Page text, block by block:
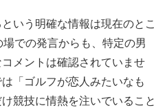
いう明確な情報は現在のとこ
での発言からも、特定の男
メントは確認されていませ
「ゴルフが恋人みたいなも
競技に情熱を注いでいること